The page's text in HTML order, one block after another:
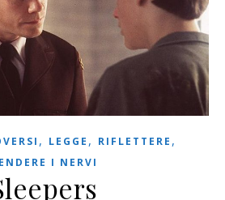
, LEGGE , RIFLETTERE ,
I NERVI